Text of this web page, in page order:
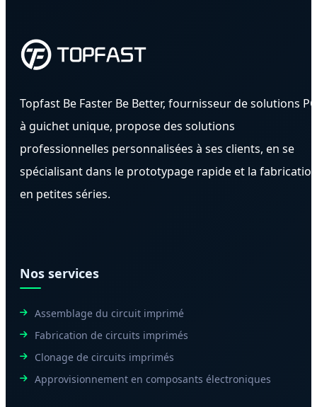
Topfast Be Faster Be Better, fournisseur de solutions
à guichet unique, propose des solutions
professionnelles personnalisées à ses clients, en se
spécialisant dans le prototypage rapide et la
en petites séries.
Nos services
Assemblage du circuit imprimé
Fabrication de circuits imprimés
Clonage de circuits imprimés
Approvisionnement en composants électroniques